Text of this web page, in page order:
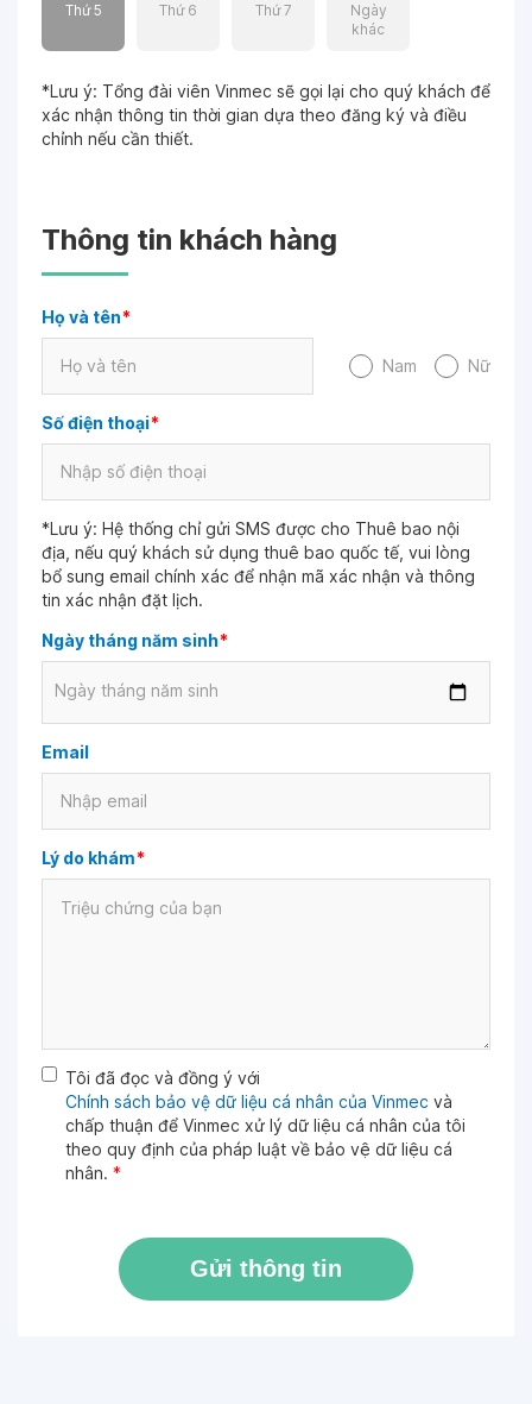
Thứ 5 Thứ 6 Thứ 7
Ngày
khác
*Lưu ý: Tổng đài viên Vinmec sẽ gọi lại cho quý khách để
xác nhận thông tin thời gian dựa theo đăng ký và điều
chỉnh nếu cần thiết.
Thông tin khách hàng
Họ và tên*
Nam Nữ
Số điện thoại*
*Lưu ý: Hệ thống chỉ gửi SMS được cho Thuê bao nội
địa, nếu quý khách sử dụng thuê bao quốc tế, vui lòng
bổ sung email chính xác để nhận mã xác nhận và thông
tin xác nhận đặt lịch.
Ngày tháng năm sinh*
Ngày tháng năm sinh
Email
Lý do khám*
Tôi đã đọc và đồng ý với
Chính sách bảo vệ dữ liệu cá nhân của Vinmec và
chấp thuận để Vinmec xử lý dữ liệu cá nhân của tôi
theo quy định của pháp luật về bảo vệ dữ liệu cá
nhân. *
Gửi thông tin